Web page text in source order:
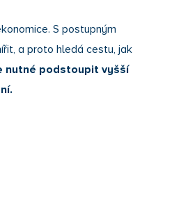
S postupným
a proto hledá cestu, jak
nutné podstoupit vyšší